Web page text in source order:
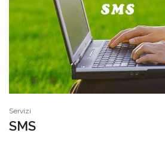
Servizi
SMS